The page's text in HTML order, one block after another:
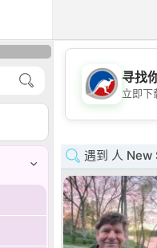
寻找
立即下
遇到 人